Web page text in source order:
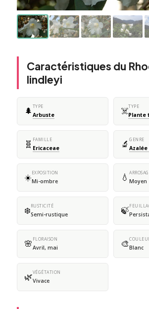
Caractéristiques du
lindleyi
🌲 TYPE
Arbuste ☠️TYPE
Plante
🧬 FAMILLE
Ericaceae 🔬 GENRE
☀️EXPOSITION
Mi-ombre 💧 Moyen
❄️RUSTICITÉ
Semi-rustique 🍃
🌸 FLORAISON
Avril, mai 🎨Blanc
🌿VÉGÉTATION
Vivace